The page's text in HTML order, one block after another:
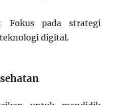
Fokus pada strategi
digital.